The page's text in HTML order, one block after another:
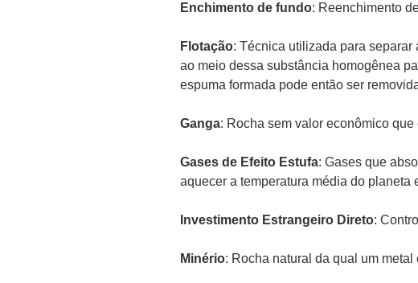
Enchimento de fundo: Reenchimento
Flotação: Técnica utilizada para
ao meio dessa substância homogênea
espuma formada pode então ser
Ganga: Rocha sem valor econômico
Gases de Efeito Estufa: Gases que
aquecer a temperatura média do
Investimento Estrangeiro Direto:
Minério: Rocha natural da qual um